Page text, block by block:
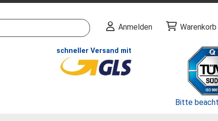
Anmelden Warenkorb
schneller Versand mit
Bitte